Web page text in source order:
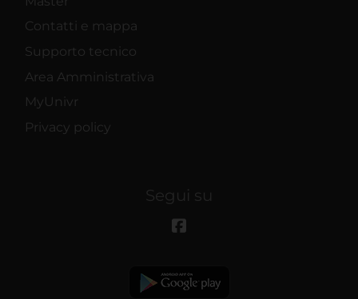
Contatti e mappa
Supporto tecnico
Area Amministrativa
MyUnivr
Privacy policy
Segui su